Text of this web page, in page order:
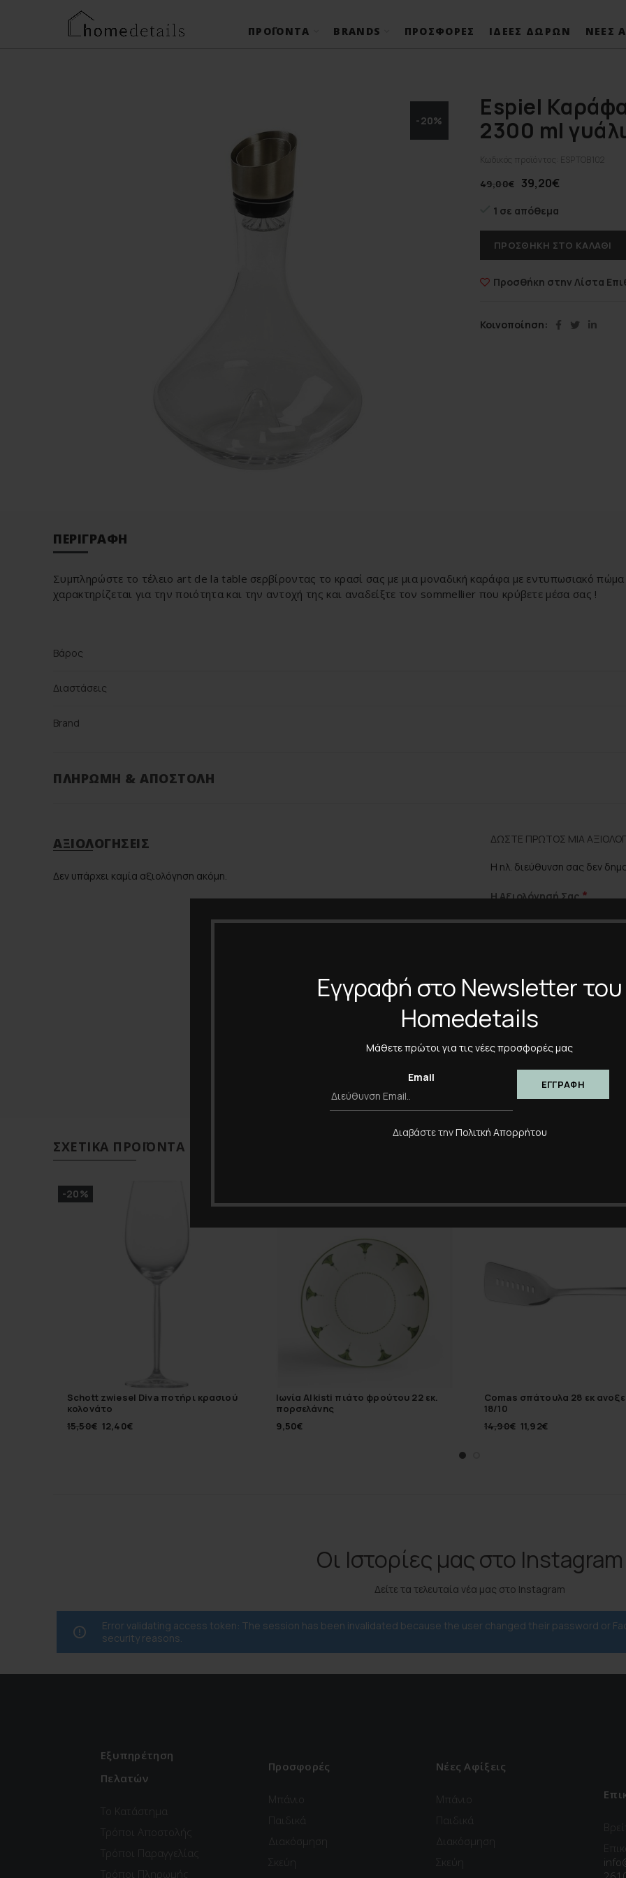
Εγγραφή στο Newsletter του
Homedetails
Μάθετε πρώτοι για τις νέες προσφορές μας
Email
Διαβάστε τηνΠολιτκή Απορρήτου
ΠΡΟΪΌΝΤΑ BRANDS ΠΡΟΣΦΟΡΈΣ ΙΔΈΕΣ ΔΏΡΩΝ ΝΈΕΣ
-20%
Espiel
2300 ml
Κωδικός προϊόντος: ESPTOB102
49,00€ 39,20€
1 σε απόθεμα
ΠΡΟΣΘΉΚΗ ΣΤΟ ΚΑΛΆΘΙ
Προσθήκη στην Λίστα
Κοινοποίηση
ΠΕΡΙΓΡΑΦΉ
Συμπληρώστε το τέλειο art de la table σερβίροντας το κρασί σας με μια μοναδική καράφα με εντυπωσιακό
χαρακτηρίζεται για την ποιότητα και την αντοχή της και αναδείξτε τον sommellier που κρύβετε μέσα σας !
Βάρος
Διαστάσεις
Brand
ΠΛΗΡΩΜΉ & ΑΠΟΣΤΟΛΉ
ΑΞΙΟΛΟΓΉΣΕΙΣ
Δεν υπάρχει καμία αξιολόγηση ακόμη.
ΔΏΣΤΕ ΠΡΏΤΟΣ ΜΊΑ
Η ηλ. διεύθυνση σας δεν
Η Αξιολόγησή Σας*
Όνομα *
Αποθήκευσε το όνομά
ΣΧΕΤΙΚΆ ΠΡΟΪΌΝΤΑ
-20%
Schott zwiesel Diva ποτήρι κρασιού
κολονάτο
15,50€ 12,40€
Ιωνία Alkisti πιάτο φρούτου 22 εκ.
πορσελάνης
9,50€
Comas σπάτουλα 28 εκ
18/10
14,90€ 11,92€
Οι Ιστορίες μας στο Instagram
Δείτε τα τελευταία νέα μας στο Instagram
Error validating access token: The session has been invalidated because the user changed their password or
security reasons.
Εξυπηρέτηση
Πελατών
Το Κατάστημα
Τρόποι Αποστολής
Τρόποι Παραγγελίας
Τρόποι Πληρωμής
Προσφορές
Μπάνιο
Παιδικά
Διακόσμηση
Σκεύη
Νέες Αφίξεις
Μπάνιο
Παιδικά
Διακόσμηση
Σκεύη